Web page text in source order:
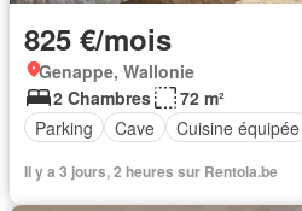
825 €/mois
Genappe, Wallonie
2 Chambres
72 m²
Parking
Cave Cuisine équipée
Il y a 3 jours, 2 heures sur Rentola.be